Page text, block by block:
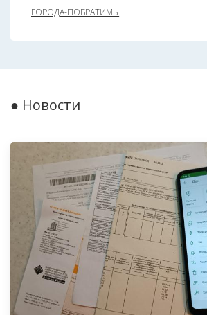
ГОРОДА-ПОБРАТИМЫ
● Новости